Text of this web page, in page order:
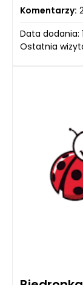
Komentarzy:
Data dodania:
Ostatnia